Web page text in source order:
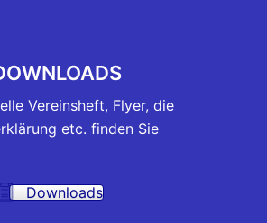
Vereinsheft, Flyer, die
etc. finden Sie
Downloads